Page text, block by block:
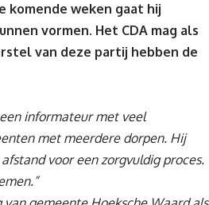
komende weken gaat hij
vormen. Het CDA mag als
van deze partij hebben de
informateur met veel
met meerdere dorpen. Hij
voor een zorgvuldig proces.